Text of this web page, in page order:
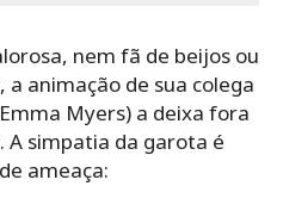
nem fã de beijos ou
a animação de sua colega
Myers) a deixa fora
A simpatia da garota é
ameaça: